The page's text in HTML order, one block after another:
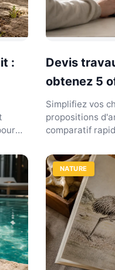
:
Devis
obtenez 5
Simplifiez vos
propositions
comparatif
NATURE